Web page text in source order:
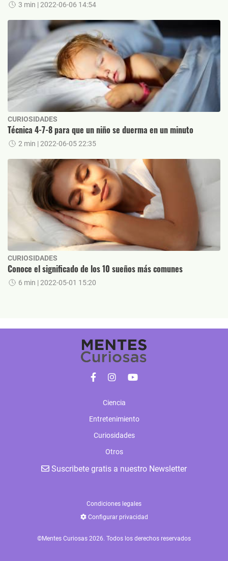
3 min | 2022-06-06 14:54
CURIOSIDADES
Técnica 4-7-8 para que un niño se duerma en un minuto
2 min | 2022-06-05 22:35
CURIOSIDADES
Conoce el significado de los 10 sueños más comunes
6 min | 2022-05-01 15:20
Ciencia
Entretenimiento
Curiosidades
Otros
Suscribete gratis a nuestro Newsletter
Condiciones legales
Configurar privacidad
©Mentes Curiosas 2026. Todos los derechos reservados